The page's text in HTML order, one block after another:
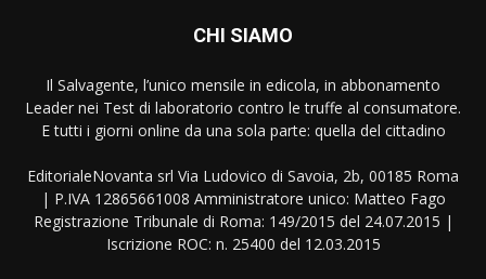
CHI SIAMO
Il Salvagente, l’unico mensile in edicola, in abbonamento
Leader nei Test di laboratorio contro le truffe al consumatore.
E tutti i giorni online da una sola parte: quella del cittadino
EditorialeNovanta srl Via Ludovico di Savoia, 2b, 00185 Roma
| P.IVA 12865661008 Amministratore unico: Matteo Fago
Registrazione Tribunale di Roma: 149/2015 del 24.07.2015 |
Iscrizione ROC: n. 25400 del 12.03.2015